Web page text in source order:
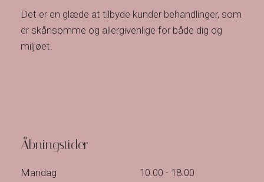
Det er en glæde at tilbyde kunder behandlinger, som
er skånsomme og allergivenlige for både dig og
miljøet.
Åbningstider
Mandag​ 10.00 - 18.00